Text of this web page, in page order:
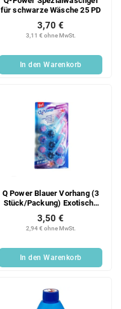
für schwarze Wäsche 25 PD
3,11 € ohne MwSt.
3,70 €
In den Warenkorb
Q Power Blauer Vorhang (3
Stück/Packung) Exotische
Blume
2,94 € ohne MwSt.
3,50 €
In den Warenkorb